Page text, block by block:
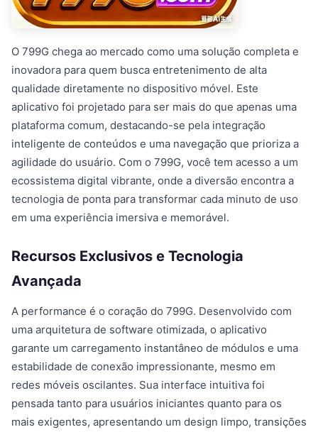
O 799G chega ao mercado como uma solução completa e
inovadora para quem busca entretenimento de alta
qualidade diretamente no dispositivo móvel. Este
aplicativo foi projetado para ser mais do que apenas uma
plataforma comum, destacando-se pela integração
inteligente de conteúdos e uma navegação que prioriza a
agilidade do usuário. Com o 799G, você tem acesso a um
ecossistema digital vibrante, onde a diversão encontra a
tecnologia de ponta para transformar cada minuto de uso
em uma experiência imersiva e memorável.
Recursos Exclusivos e Tecnologia
Avançada
A performance é o coração do 799G. Desenvolvido com
uma arquitetura de software otimizada, o aplicativo
garante um carregamento instantâneo de módulos e uma
estabilidade de conexão impressionante, mesmo em
redes móveis oscilantes. Sua interface intuitiva foi
pensada tanto para usuários iniciantes quanto para os
mais exigentes, apresentando um design limpo, transições